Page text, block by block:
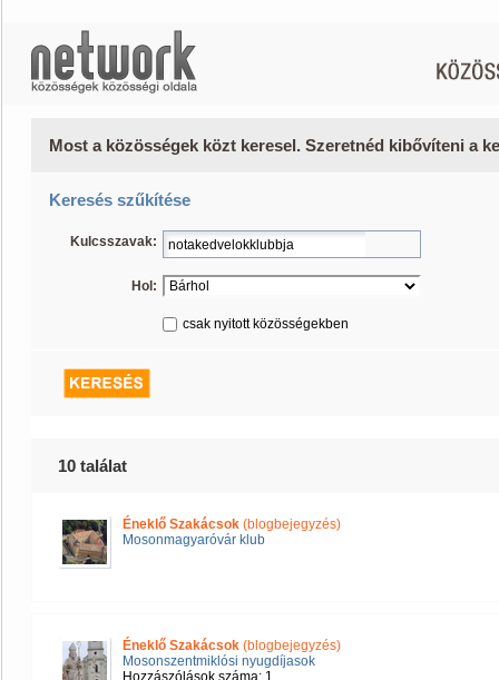
Most a közösségek közt keresel. Szeretnéd kibővíteni a
Keresés szűkítése
Kulcsszavak:
Hol:
csak nyitott közösségekben
10 találat
Éneklő Szakácsok (blogbejegyzés)
Mosonmagyaróvár klub
Éneklő Szakácsok (blogbejegyzés)
Mosonszentmiklósi nyugdíjasok
Hozzászólások száma: 1